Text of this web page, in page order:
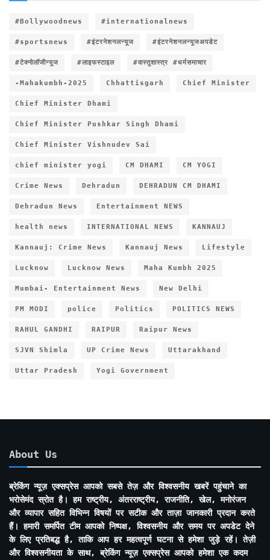
#Bollywoodnews #internationalnews
#sportsnews #इंटरनेशनलन्यूज #इंटरनेशनलन्यूजअपडेट
#टेक्नोलॉजीन्यूज #लाइफस्टाइल #वास्तुशास्त्र #धर्मसमाचार
-Mahakumbh-2025 Chhattisgarh Chief Minister
Chief Minister Dhami
Chief Minister Pushkar Singh Dhami
Chief Minister Vishnudev Sai
chief minister yogi CM DHAMI CM YOGI
Crime News Dehradun DEHRADUN CM DHAMI
Dehradun News Entertainment NEWS
health news INTERNATIONAL NEWS KANNAUJ
Kannauj: Crime News Kannauj News Lifestyle
Lucknow Lucknow News Maha Kumbh 2025
Mumbai- Entertainment News New Delhi
PM MODI police Politics POLITICS NEWS
RAHUL GANDHI RAIPUR Raipur News
SJVN Shimla UP Crime News Uttarakhand
Uttar Pradesh Yogi Government
About Us
ब्रेकिंग न्यूज़ एक्सप्रेस आपको सबसे तेज़ और विश्वसनीय खबरें पहुंचाने का
भरोसेमंद स्रोत है। हम राष्ट्रीय, अंतरराष्ट्रीय, राजनीति, खेल, मनोरंजन
और व्यापार सहित विभिन्न विषयों पर सटीक और ताज़ा जानकारी प्रदान करते
हैं। हमारी समर्पित टीम आपको निष्पक्ष, विश्वसनीय और समय पर अपडेट देने
के लिए प्रतिबद्ध है, ताकि आप हर महत्वपूर्ण घटना से हमेशा जुड़े रहें। तेज़ी
और विश्वसनीयता के साथ, ब्रेकिंग न्यूज़ एक्सप्रेस आपको हमेशा एक कदम